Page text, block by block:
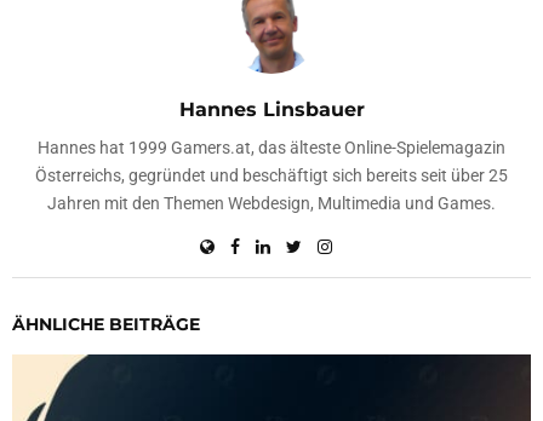
Hannes Linsbauer
Hannes hat 1999 Gamers.at, das älteste Online-Spielemagazin
Österreichs, gegründet und beschäftigt sich bereits seit über 25
Jahren mit den Themen Webdesign, Multimedia und Games.
ÄHNLICHE BEITRÄGE